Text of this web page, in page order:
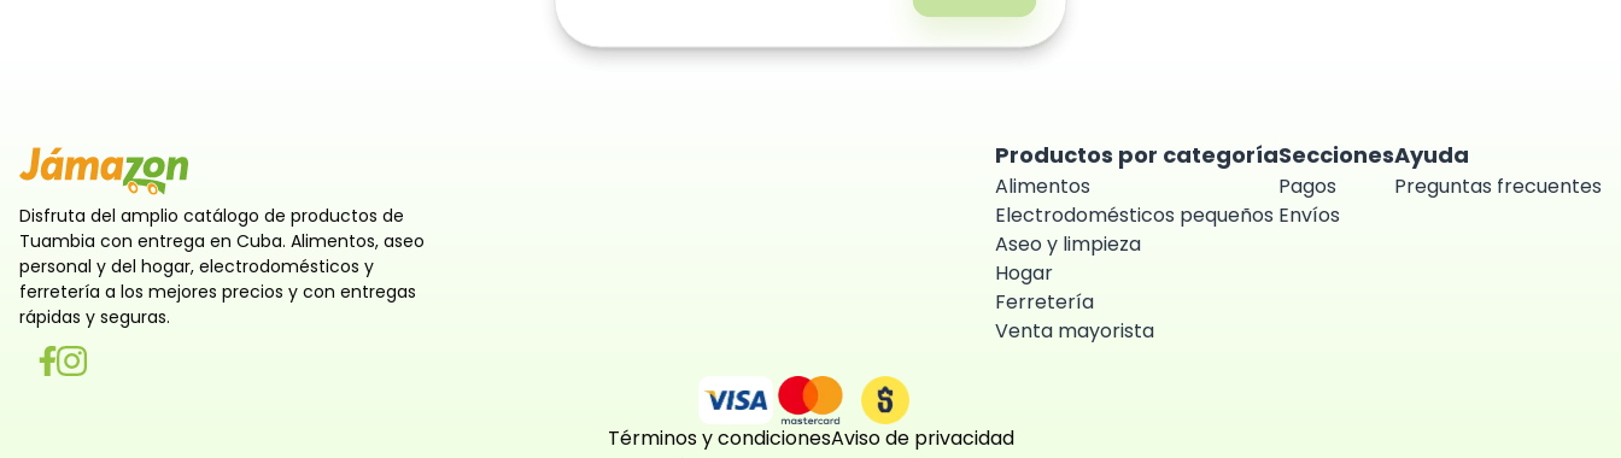
Disfruta del amplio catálogo de productos de
Tuambia con entrega en Cuba. Alimentos, aseo
personal y del hogar, electrodomésticos y
ferretería a los mejores precios y con entregas
rápidas y seguras.
Productos por categoría
Alimentos
Electrodomésticos pequeños
Aseo y limpieza
Hogar
Ferretería
Venta mayorista
Secciones
Pagos
Envíos
Ayuda
Preguntas frecuentes
Términos y condicionesAviso de privacidad